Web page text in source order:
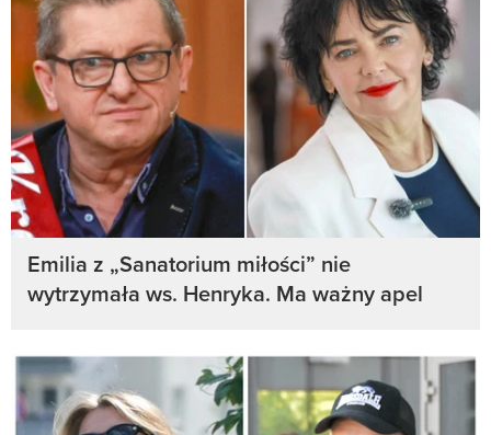
Emilia z „Sanatorium miłości” nie
wytrzymała ws. Henryka. Ma ważny apel